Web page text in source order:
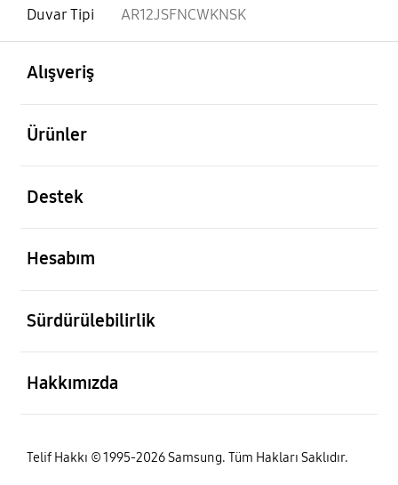
Duvar Tipi
AR12JSFNCWKNSK
Alışveriş
Ürünler
Destek
Hesabım
Sürdürülebilirlik
Hakkımızda
Telif Hakkı © 1995-2026 Samsung. Tüm Hakları Saklıdır.